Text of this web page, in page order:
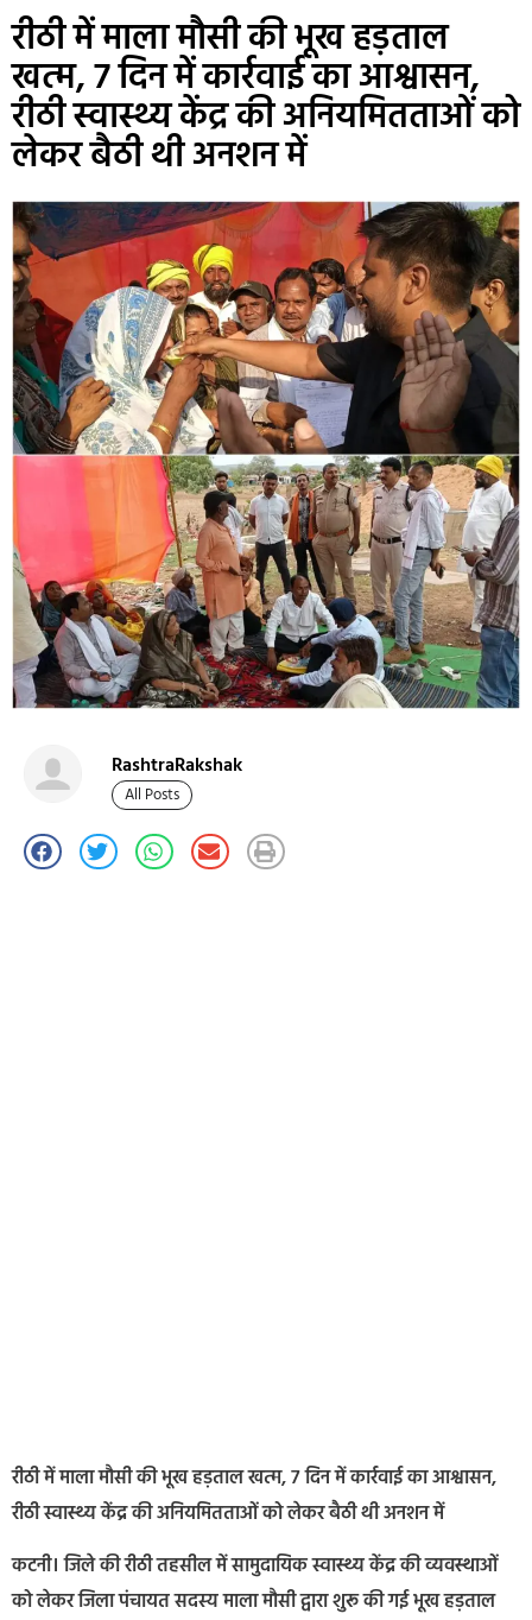
रीठी में माला मौसी की भूख हड़ताल
खत्म, 7 दिन में कार्रवाई का आश्वासन,
रीठी स्वास्थ्य केंद्र की अनियमितताओं को
लेकर बैठी थी अनशन में
RashtraRakshak
All Posts
रीठी में माला मौसी की भूख हड़ताल खत्म, 7 दिन में कार्रवाई का आश्वासन,
रीठी स्वास्थ्य केंद्र की अनियमितताओं को लेकर बैठी थी अनशन में
कटनी। जिले की रीठी तहसील में सामुदायिक स्वास्थ्य केंद्र की व्यवस्थाओं
को लेकर जिला पंचायत सदस्य माला मौसी द्वारा शुरू की गई भूख हड़ताल